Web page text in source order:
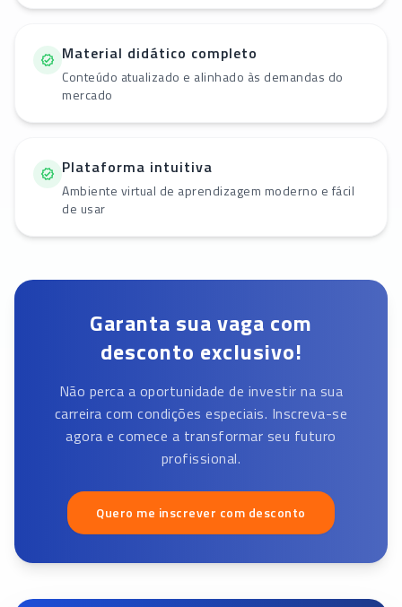
Material didático completo
Conteúdo atualizado e alinhado às demandas do
mercado
Plataforma intuitiva
Ambiente virtual de aprendizagem moderno e fácil
de usar
Garanta sua vaga com
desconto exclusivo!
Não perca a oportunidade de investir na sua
carreira com condições especiais. Inscreva-se
agora e comece a transformar seu futuro
profissional.
Quero me inscrever com desconto